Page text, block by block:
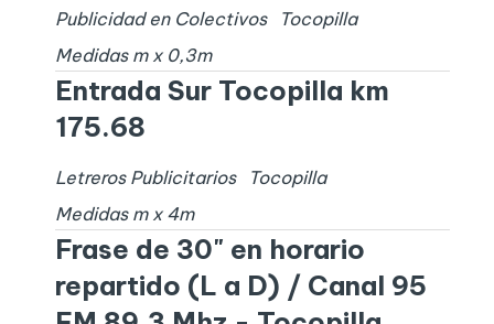
Publicidad en Colectivos
Tocopilla
Medidas m x 0,3m
Entrada Sur Tocopilla km
175.68
Letreros Publicitarios
Tocopilla
Medidas m x 4m
Frase de 30" en horario
repartido (L a D) / Canal 95